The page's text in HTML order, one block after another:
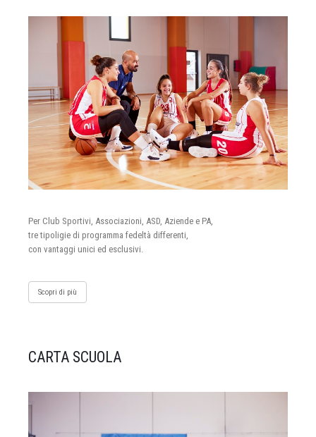
Per Club Sportivi, Associazioni, ASD, Aziende e PA,
tre tipoligie di programma fedeltà differenti,
con vantaggi unici ed esclusivi.
Scopri di più
CARTA SCUOLA